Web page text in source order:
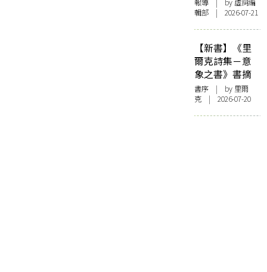
報導 | by 虛詞編
輯部 | 2026-07-21
【新書】《里
爾克詩集－意
象之書》書摘
書序 | by 里爾
克 | 2026-07-20